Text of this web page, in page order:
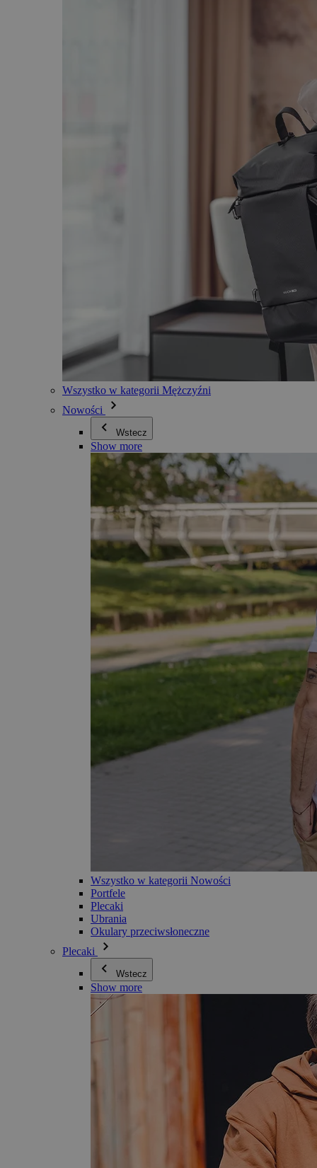
Wszystko w kategorii Mężczyźni
Nowości
Wstecz
Show more
Wszystko w kategorii Nowości
Portfele
Plecaki
Ubrania
Okulary przeciwsłoneczne
Plecaki
Wstecz
Show more